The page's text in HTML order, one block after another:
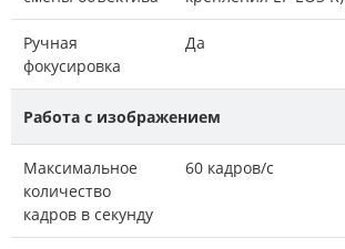
Ручная
фокусировка
Да
Работа с изображением
Максимальное
количество
кадров в секунду
60 кадров/с